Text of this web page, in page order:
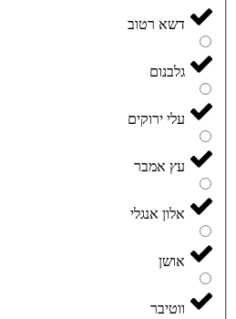
דשא רטוב
גלבנום
עלי ירוקים
עץ אמבר
אלון אנגלי
אושן
ווטיבר